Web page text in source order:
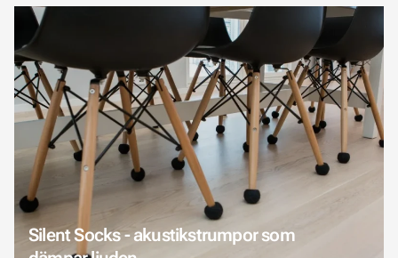
Silent Socks - akustikstrumpor som